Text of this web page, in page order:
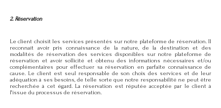
2. Réservation
Le client choisit les services présentés sur notre plateforme de réservation. Il
reconnaît avoir pris connaissance de la nature, de la destination et des
modalités de réservation des services disponibles sur notre plateforme de
réservation et avoir sollicité et obtenu des informations nécessaires et/ou
complémentaires pour effectuer sa réservation en parfaite connaissance de
cause. Le client est seul responsable de son choix des services et de leur
adéquation à ses besoins, de telle sorte que notre responsabilité ne peut être
recherchée à cet égard. La réservation est réputée acceptée par le client à
l'issue du processus de réservation.